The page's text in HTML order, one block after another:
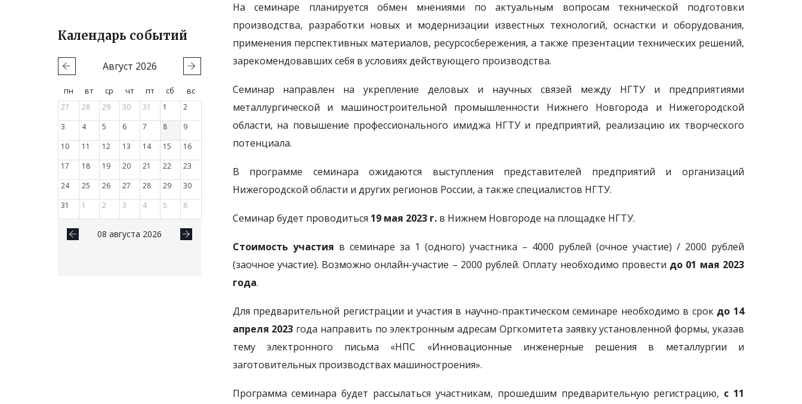
Календарь событий
Август 2026
пн вт ср чт пт сб
вс
27
28 29 30 31 1
2
3
4 5 6 7 8
9
10
11 12 13 14 15
16
17
18 19 20 21 22
23
24
25 26 27 28 29
30
31
1 2 3 4 5 6
08 августа 2026
На семинаре планируется обмен мнениями по актуальным вопросам технической подготовки
производства, разработки новых и модернизации известных технологий, оснастки и оборудования,
применения перспективных материалов, ресурсосбережения, а также презентации технических решений,
зарекомендовавших себя в условиях действующего производства.
Семинар направлен на укрепление деловых и научных связей между НГТУ и предприятиями
металлургической и машиностроительной промышленности Нижнего Новгорода и Нижегородской
области, на повышение профессионального имиджа НГТУ и предприятий, реализацию их творческого
потенциала.
В программе семинара ожидаются выступления представителей предприятий и организаций
Нижегородской области и других регионов России, а также специалистов НГТУ.
Семинар будет проводиться 19 мая 2023 г.в Нижнем Новгороде на площадке НГТУ.
Стоимость участия в семинаре за 1 (одного) участника – 4000 рублей (очное участие) / 2000 рублей
(заочное участие). Возможно онлайн-участие – 2000 рублей. Оплату необходимо провести до 01 мая 2023
года.
Для предварительной регистрации и участия в научно-практическом семинаре необходимо в срок до 14
апреля 2023 года направить по электронным адресам Оргкомитета заявку установленной формы, указав
тему электронного письма «НПС «Инновационные инженерные решения в металлургии и
заготовительных производствах машиностроения».
Программа семинара будет рассылаться участникам, прошедшим предварительную регистрацию, с 11